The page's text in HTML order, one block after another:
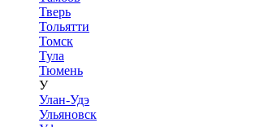
Тверь
Тольятти
Томск
Тула
Тюмень
У
Улан-Удэ
Ульяновск